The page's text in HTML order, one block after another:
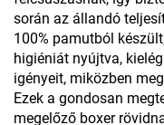
során az állandó
100% pamutból
higiéniát nyújtva,
igényeit, miközben
Ezek a gondosan
megelőző boxer